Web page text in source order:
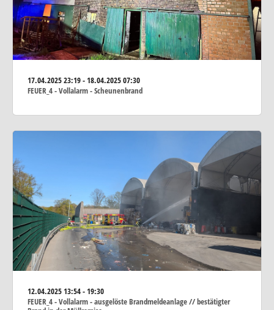
17.04.202523:19 - 18.04.2025 07:30
FEUER_4 - Vollalarm - Scheunenbrand
12.04.202513:54 - 19:30
FEUER_4 - Vollalarm - ausgelöste Brandmeldeanlage // bestätigter